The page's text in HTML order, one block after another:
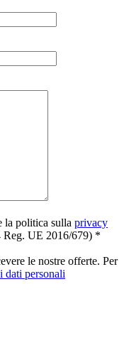
la politica sulla privacy
UE 2016/679) *
le nostre offerte. Per
dati personali